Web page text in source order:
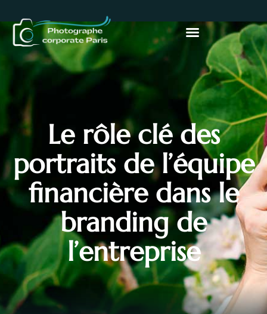
Le rôle clé des
portraits de l’équipe
financière dans le
branding de
l’entreprise